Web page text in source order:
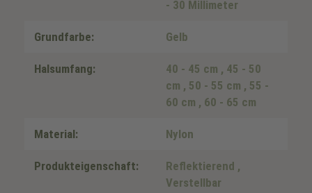
- 30 Millimeter
Grundfarbe: Gelb
Halsumfang: 40 - 45 cm , 45 - 50
cm , 50 - 55 cm , 55 -
60 cm , 60 - 65 cm
Material: Nylon
Produkteigenschaft: Reflektierend ,
Verstellbar